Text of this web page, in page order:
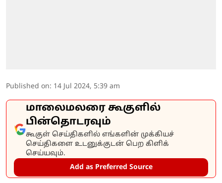
Published on: 14 Jul 2024, 5:39 am
மாலைமலரை கூகுளில்
பின்தொடரவும்
கூகுள் செய்திகளில் எங்களின் முக்கியச்
செய்திகளை உடனுக்குடன் பெற கிளிக்
செய்யவும்.
Add as Preferred Source